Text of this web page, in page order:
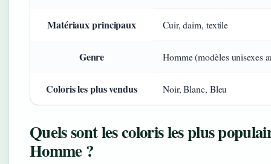
Matériaux principaux Cuir, daim, textile
Genre Homme (modèles unisexes
Coloris les plus vendus Noir, Blanc, Bleu
Quels sont les coloris les plus
Homme ?